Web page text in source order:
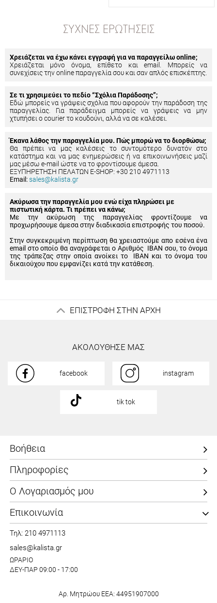
ΣΥΧΝΈΣ ΕΡΩΤΉΣΕΙΣ
Χρειάζεται να έχω κάνει εγγραφή για να παραγγείλω online;
Χρειάζεται μόνο όνομα, επίθετο και email. Μπορείς να
συνεχίσεις την online παραγγελία σου και σαν απλός επισκέπτης.
Σε τι χρησιμεύει το πεδίο “Σχόλια Παράδοσης”;
Εδώ μπορείς να γράψεις σχόλια που αφορούν την παράδοση της
παραγγελίας. Για παράδειγμα μπορείς να γράψεις να μην
χτυπήσει ο courier το κουδούνι, αλλά να σε καλέσει.
Έκανα λάθος την παραγγελία μου. Πώς μπορώ να το διορθώσω;
Θα πρέπει να μας καλέσεις το συντομότερο δυνατόν στο
κατάστημα και να μας ενημερώσεις ή να επικοινωνήσεις μαζί
μας μέσω e-mail ώστε να το φροντίσουμε άμεσα.
ΕΞΥΠΗΡΕΤΗΣΗ ΠΕΛΑΤΩΝ E-SHOP: +30 210 4971113
Email:sales@kalista.gr
Ακύρωσα την παραγγελία μου ενώ είχα πληρώσει με
πιστωτική κάρτα. Τι πρέπει να κάνω;
Με την ακύρωση της παραγγελίας φροντίζουμε να
προχωρήσουμε άμεσα στην διαδικασία επιστροφής του ποσού.
Στην συγκεκριμένη περίπτωση θα χρειαστούμε απο εσένα ένα
email στο οποίο θα αναγράφεται ο Αριθμός IBAN σου, το όνομα
της τράπεζας στην οποία ανοίκει το IBAN και το όνομα του
δικαιούχου που εμφανίζει κατά την κατάθεση.
ΕΠΙΣΤΡΟΦΗ ΣΤΗΝ ΑΡΧΗ
ΑΚΟΛΟΥΘΗΣΕ ΜΑΣ
facebook instagram
tik tok
Βοήθεια
Πληροφορίες
Ο Λογαριασμός μου
Επικοινωνία
Τηλ: 210 4971113
sales@kalista.gr
ΩΡΑΡΙΟ
ΔΕΥ-ΠΑΡ 09:00 - 17:00
Αρ. Μητρώου ΕΕΑ: 44951907000